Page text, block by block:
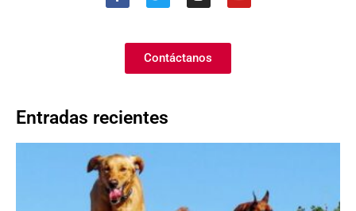
Contáctanos
Entradas recientes